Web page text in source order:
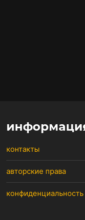
контакты
авторские права
конфиденциальность